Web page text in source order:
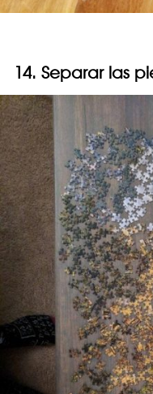
14. Separar las